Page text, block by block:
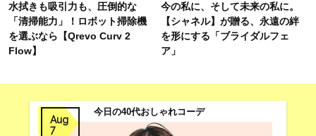
水拭きも吸引力も、圧倒的な
「清掃能力」！ロボット掃除機
を選ぶなら【Qrevo Curv 2
Flow】
今の私に、そして未来の私に。
【シャネル】が贈る、永遠の絆
を形にする「ブライダルフェ
ア」
Aug
7
今日の40代おしゃれコーデ